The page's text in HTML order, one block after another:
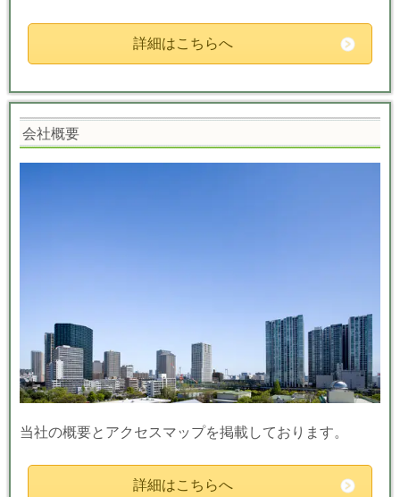
詳細はこちらへ
会社概要
当社の概要とアクセスマップを掲載しております。
詳細はこちらへ